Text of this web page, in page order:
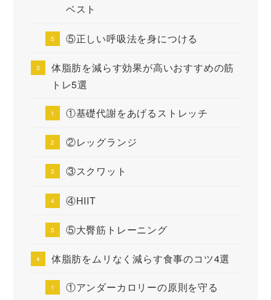
ベスト
⑤正しい呼吸法を身につける
体脂肪を減らす効果が高いおすすめの筋
トレ5選
①基礎代謝をあげるストレッチ
②レッグランジ
③スクワット
④HIIT
⑤大臀筋トレーニング
体脂肪をムリなく減らす食事のコツ4選
①アンダーカロリーの原則を守る